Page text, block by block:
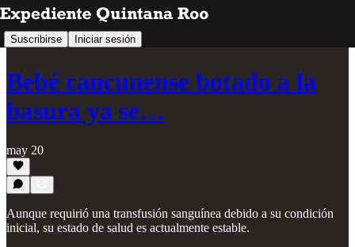
Suscribirse Iniciar sesión
Bebé cancunense botado a la
basura ya se…
may 20
Aunque requirió una transfusión sanguínea debido a su condición
inicial, su estado de salud es actualmente estable.